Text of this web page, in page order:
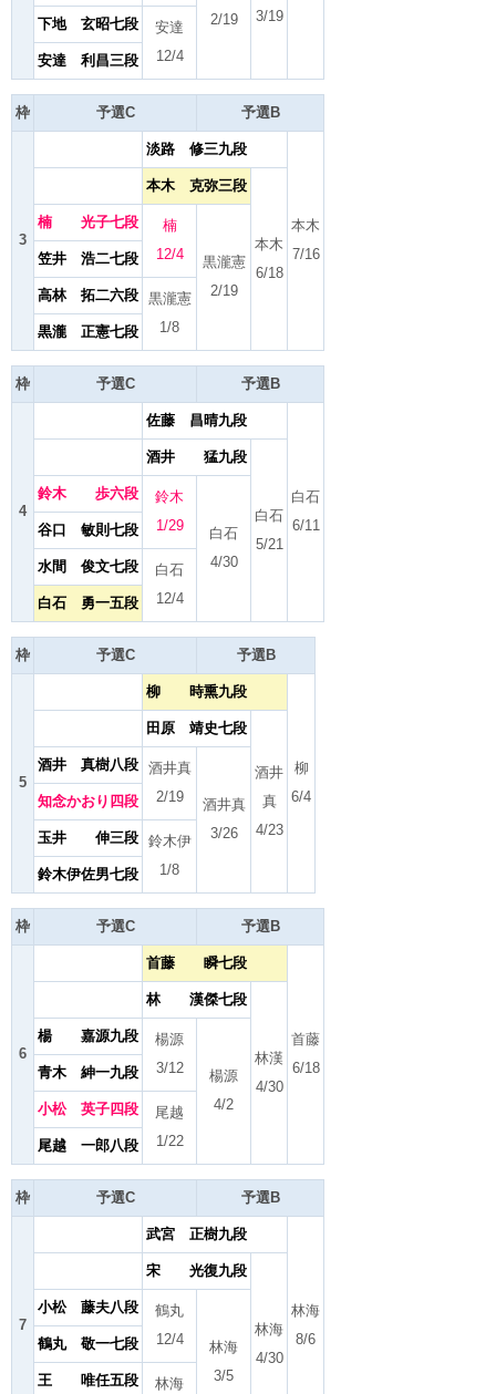
3/19
2/19
下地 玄昭七段
安達
12/4
安達 利昌三段
枠 予選C 予選B
3
淡路 修三九段
本木
7/16
本木 克弥三段
本木
6/18
楠 光子七段
楠
12/4
黒瀧憲
2/19
笠井 浩二七段
高林 拓二六段 黒瀧憲
1/8
黒瀧 正憲七段
枠 予選C 予選B
4
佐藤 昌晴九段
白石
6/11
酒井 猛九段
白石
5/21
鈴木 歩六段
鈴木
1/29
白石
4/30
谷口 敏則七段
水間 俊文七段
白石
12/4
白石 勇一五段
枠 予選C 予選B
5
柳 時熏九段
柳
6/4
田原 靖史七段
酒井
真
4/23
酒井 真樹八段 酒井真
2/19
酒井真
3/26
知念かおり四段
玉井 伸三段 鈴木伊
1/8
鈴木伊佐男七段
枠 予選C 予選B
6
首藤 瞬七段
首藤
6/18
林 漢傑七段
林漢
4/30
楊 嘉源九段
楊源
3/12
楊源
4/2
青木 紳一九段
小松 英子四段
尾越
1/22
尾越 一郎八段
枠 予選C 予選B
7
武宮 正樹九段
林海
8/6
宋 光復九段
林海
4/30
小松 藤夫八段
鶴丸
12/4
林海
3/5
鶴丸 敬一七段
王 唯任五段
林海